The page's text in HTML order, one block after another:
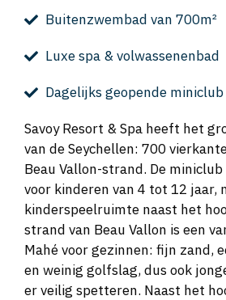
Buitenzwembad van 700m²
Luxe spa & volwassenenbad
Dagelijks geopende miniclub
Savoy Resort & Spa heeft het
van de Seychellen: 700
Beau Vallon-strand. De
voor kinderen van 4 tot 12 jaar,
kinderspeelruimte naast het
strand van Beau Vallon is een
Mahé voor gezinnen: fijn zand,
en weinig golfslag, dus ook
er veilig spetteren. Naast het